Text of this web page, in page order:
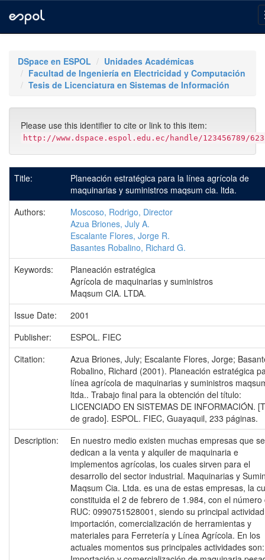
navigationDSpace en ESPOL
Unidades Académicas
Facultad de Ingeniería en Electricidad y Computación
Tesis de Licenciatura en Sistemas de Información
Please use this identifier to cite or link to this item:
http://www.dspace.espol.edu.ec/handle/123456789/
Title:
Planeación estratégica para la línea agrícola de
maquinarias y suministros maqsum cia. ltda.
Authors:
Moscoso, Rodrigo, Director
Azua Briones, July A.
Escalante Flores, Jorge R.
Basantes Robalino, Richard G.
Keywords:
Planeación estratégica
Agrícola de maquinarias y suministros
Maqsum CIA. LTDA.
Issue Date:
2001
Publisher:
ESPOL. FIEC
Citation:
Azua Briones, July; Escalante Flores, Jorge;
Robalino, Richard (2001). Planeación estratégica
línea agrícola de maquinarias y suministros
ltda.. Trabajo final para la obtención del título:
LICENCIADO EN SISTEMAS DE INFORMACIÓN.
de grado]. ESPOL. FIEC, Guayaquil, 233 páginas.
Description:
En nuestro medio existen muchas empresas que se
dedican a la venta y alquiler de maquinaria e
implementos agrícolas, los cuales sirven para el
desarrollo del sector industrial. Maquinarias y
Maqsum Cia. Ltda. es una de estas empresas, la
constituida el 2 de febrero de 1.984, con el número
RUC: 0990751528001, siendo su principal
importación, comercialización de herramientas y
materiales para Ferretería y Línea Agrícola. En los
actuales momentos sus principales actividades son: